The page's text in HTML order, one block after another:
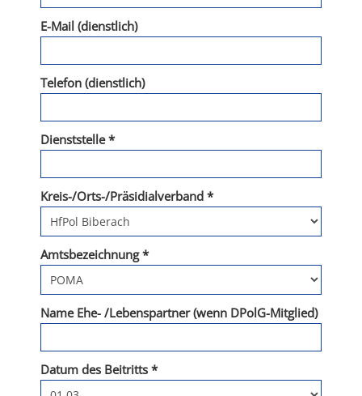
E-Mail (dienstlich)
Telefon (dienstlich)
Dienststelle *
Kreis-/Orts-/Präsidialverband *
Amtsbezeichnung *
Name Ehe- /Lebenspartner (wenn DPolG-Mitglied)
Datum des Beitritts *